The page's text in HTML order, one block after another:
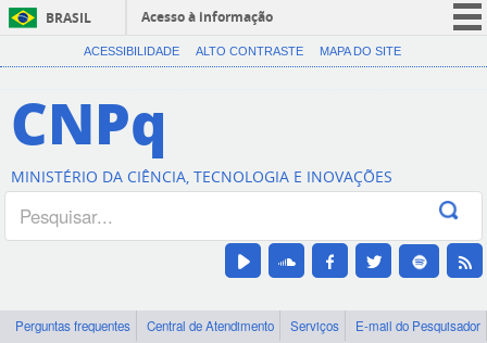
BRASIL
Acesso à informação
CORONAVÍRUS (COVID-19)
Canais
ACESSIBILIDADE ALTO CONTRASTE MAPA DO SITE
CNPq
MINISTÉRIO DA CIÊNCIA, TECNOLOGIA E INOVAÇÕES
Perguntas frequentes Central de Atendimento Serviços
E-mail do Pesquisador